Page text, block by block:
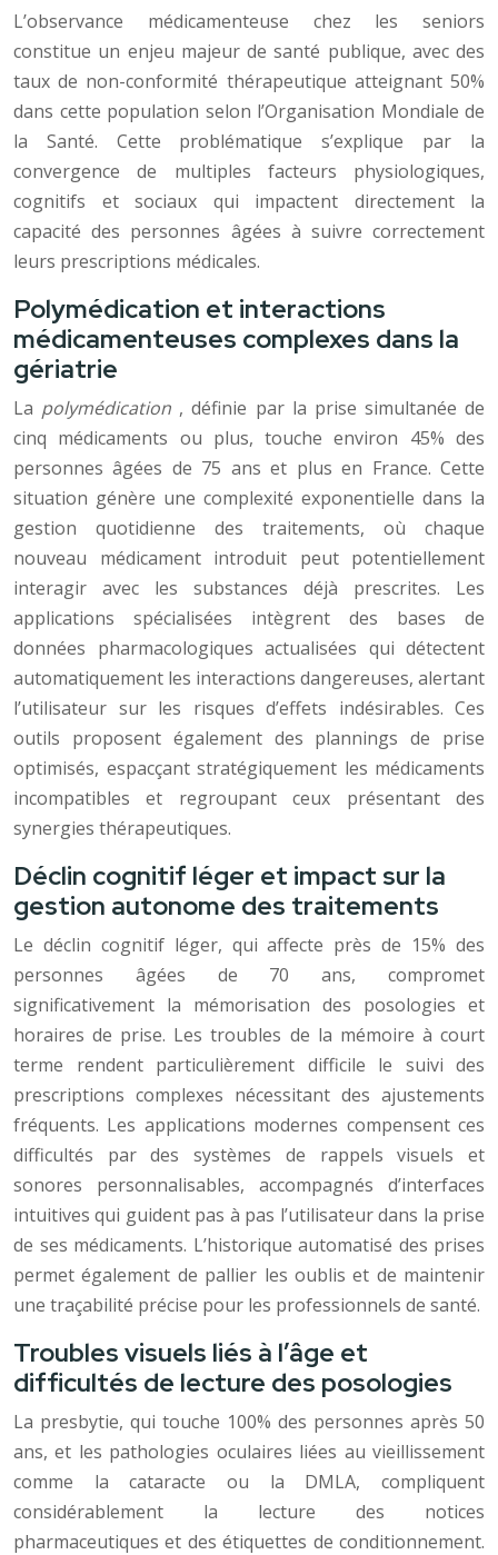
L’observance médicamenteuse chez les seniors
constitue un enjeu majeur de santé publique, avec des
taux de non-conformité thérapeutique atteignant 50%
dans cette population selon l’Organisation Mondiale de
la Santé. Cette problématique s’explique par la
convergence de multiples facteurs physiologiques,
cognitifs et sociaux qui impactent directement la
capacité des personnes âgées à suivre correctement
leurs prescriptions médicales.
Polymédication et interactions
médicamenteuses complexes dans la
gériatrie
La polymédication , définie par la prise simultanée de
cinq médicaments ou plus, touche environ 45% des
personnes âgées de 75 ans et plus en France. Cette
situation génère une complexité exponentielle dans la
gestion quotidienne des traitements, où chaque
nouveau médicament introduit peut potentiellement
interagir avec les substances déjà prescrites. Les
applications spécialisées intègrent des bases de
données pharmacologiques actualisées qui détectent
automatiquement les interactions dangereuses, alertant
l’utilisateur sur les risques d’effets indésirables. Ces
outils proposent également des plannings de prise
optimisés, espacçant stratégiquement les médicaments
incompatibles et regroupant ceux présentant des
synergies thérapeutiques.
Déclin cognitif léger et impact sur la
gestion autonome des traitements
Le déclin cognitif léger, qui affecte près de 15% des
personnes âgées de 70 ans, compromet
significativement la mémorisation des posologies et
horaires de prise. Les troubles de la mémoire à court
terme rendent particulièrement difficile le suivi des
prescriptions complexes nécessitant des ajustements
fréquents. Les applications modernes compensent ces
difficultés par des systèmes de rappels visuels et
sonores personnalisables, accompagnés d’interfaces
intuitives qui guident pas à pas l’utilisateur dans la prise
de ses médicaments. L’historique automatisé des prises
permet également de pallier les oublis et de maintenir
une traçabilité précise pour les professionnels de santé.
Troubles visuels liés à l’âge et
difficultés de lecture des posologies
La presbytie, qui touche 100% des personnes après 50
ans, et les pathologies oculaires liées au vieillissement
comme la cataracte ou la DMLA, compliquent
considérablement la lecture des notices
pharmaceutiques et des étiquettes de conditionnement.